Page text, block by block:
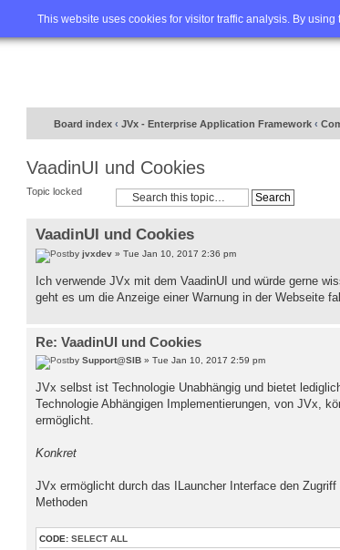
This website uses cookies for visitor traffic analysis. By
Home FAQ
Board index ‹ JVx - Enterprise Application Framework ‹
VaadinUI und Cookies
Topic locked
VaadinUI und Cookies
by jvxdev » Tue Jan 10, 2017 2:36 pm
Ich verwende JVx mit dem VaadinUI und würde gerne
geht es um die Anzeige einer Warnung in der Webseite
Re: VaadinUI und Cookies
by Support@SIB » Tue Jan 10, 2017 2:59 pm
JVx selbst ist Technologie Unabhängig und bietet
Technologie Abhängigen Implementierungen, von JVx,
ermöglicht.
Konkret
JVx ermöglicht durch das ILauncher Interface den
Methoden
CODE: SELECT ALL